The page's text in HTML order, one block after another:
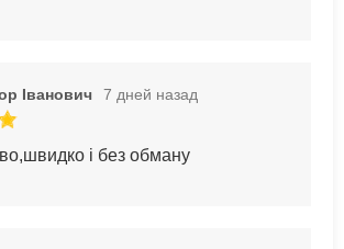
Іванович 7 дней назад
і без обману